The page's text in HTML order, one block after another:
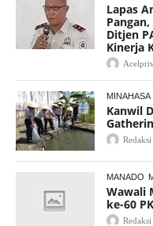
Lapas
Ditjen
Kinerja
MINAHASA
Kanwil
MANADO
Wawali
ke-60